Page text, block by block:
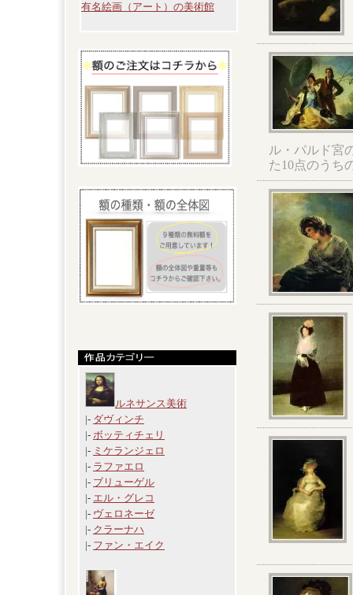
有名絵画（アート）の美術館
ルネサンス美術
|- ダヴィンチ
|- ボッティチェリ
|- ミケランジェロ
|- ラファエロ
|- ブリューゲル
|- エル・グレコ
|- ヴェロネーゼ
|- クラーナハ
|- ファン・エイク
ル・パルド宮
た10点のうち